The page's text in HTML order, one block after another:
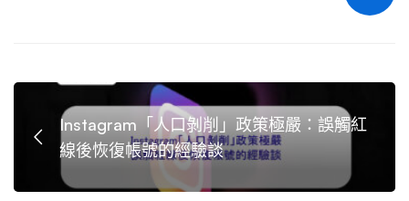
Instagram「人口剝削」政策極嚴：誤觸紅
線後恢復帳號的經驗談